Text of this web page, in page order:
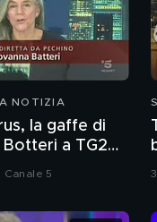
NOTIZIA
la gaffe di
Botteri a TG2
5